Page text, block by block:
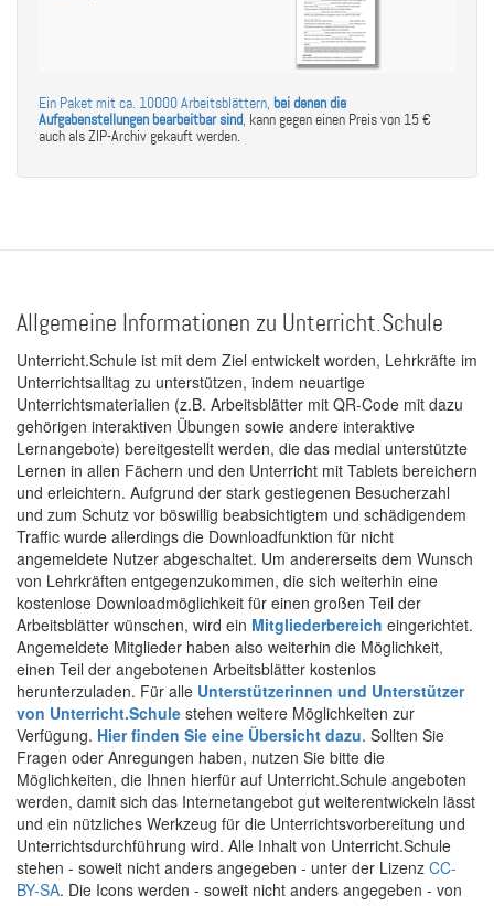
Ein Paket mit ca. 10000 Arbeitsblättern, bei denen die
Aufgabenstellungen bearbeitbar sind, kann gegen einen Preis von 15 €
auch als ZIP-Archiv gekauft werden.
Allgemeine Informationen zu Unterricht.Schule
Unterricht.Schule ist mit dem Ziel entwickelt worden, Lehrkräfte im
Unterrichtsalltag zu unterstützen, indem neuartige
Unterrichtsmaterialien (z.B. Arbeitsblätter mit QR-Code mit dazu
gehörigen interaktiven Übungen sowie andere interaktive
Lernangebote) bereitgestellt werden, die das medial unterstützte
Lernen in allen Fächern und den Unterricht mit Tablets bereichern
und erleichtern. Aufgrund der stark gestiegenen Besucherzahl
und zum Schutz vor böswillig beabsichtigtem und schädigendem
Traffic wurde allerdings die Downloadfunktion für nicht
angemeldete Nutzer abgeschaltet. Um andererseits dem Wunsch
von Lehrkräften entgegenzukommen, die sich weiterhin eine
kostenlose Downloadmöglichkeit für einen großen Teil der
Arbeitsblätter wünschen, wird ein Mitgliederbereich eingerichtet.
Angemeldete Mitglieder haben also weiterhin die Möglichkeit,
einen Teil der angebotenen Arbeitsblätter kostenlos
herunterzuladen. Für alle Unterstützerinnen und Unterstützer
von Unterricht.Schule stehen weitere Möglichkeiten zur
Verfügung. Hier finden Sie eine Übersicht dazu. Sollten Sie
Fragen oder Anregungen haben, nutzen Sie bitte die
Möglichkeiten, die Ihnen hierfür auf Unterricht.Schule angeboten
werden, damit sich das Internetangebot gut weiterentwickeln lässt
und ein nützliches Werkzeug für die Unterrichtsvorbereitung und
Unterrichtsdurchführung wird. Alle Inhalt von Unterricht.Schule
stehen - soweit nicht anders angegeben - unter der Lizenz CC-
BY-SA. Die Icons werden - soweit nicht anders angegeben - von